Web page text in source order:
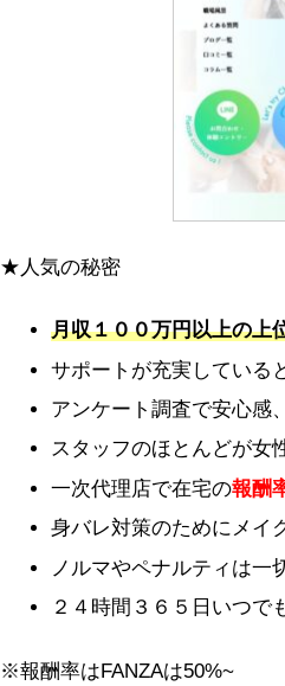
★人気の秘密
月収１００万円以上の上
サポートが充実している
アンケート調査で安心感
スタッフのほとんどが女
一次代理店で在宅の報酬
身バレ対策のためにメイ
ノルマやペナルティは一
２４時間３６５日いつで
※報酬率はFANZAは50%~